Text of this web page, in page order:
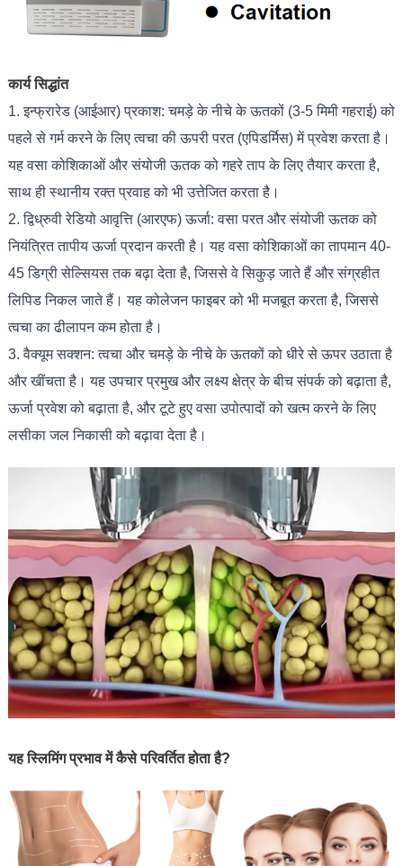
कार्य सिद्धांत
1. इन्फ्रारेड (आईआर) प्रकाश: चमड़े के नीचे के ऊतकों (3-5 मिमी गहराई) को
पहले से गर्म करने के लिए त्वचा की ऊपरी परत (एपिडर्मिस) में प्रवेश करता है।
यह वसा कोशिकाओं और संयोजी ऊतक को गहरे ताप के लिए तैयार करता है,
साथ ही स्थानीय रक्त प्रवाह को भी उत्तेजित करता है।
2. द्विध्रुवी रेडियो आवृत्ति (आरएफ) ऊर्जा: वसा परत और संयोजी ऊतक को
नियंत्रित तापीय ऊर्जा प्रदान करती है। यह वसा कोशिकाओं का तापमान 40-
45 डिग्री सेल्सियस तक बढ़ा देता है, जिससे वे सिकुड़ जाते हैं और संग्रहीत
लिपिड निकल जाते हैं। यह कोलेजन फाइबर को भी मजबूत करता है, जिससे
त्वचा का ढीलापन कम होता है।
3. वैक्यूम सक्शन: त्वचा और चमड़े के नीचे के ऊतकों को धीरे से ऊपर उठाता है
और खींचता है। यह उपचार प्रमुख और लक्ष्य क्षेत्र के बीच संपर्क को बढ़ाता है,
ऊर्जा प्रवेश को बढ़ाता है, और टूटे हुए वसा उपोत्पादों को खत्म करने के लिए
लसीका जल निकासी को बढ़ावा देता है।
यह स्लिमिंग प्रभाव में कैसे परिवर्तित होता है?